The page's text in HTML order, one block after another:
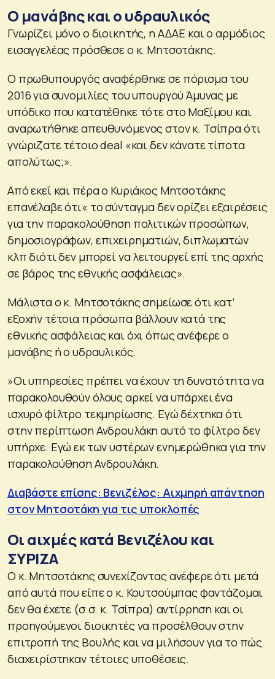
Ο μανάβης και ο υδραυλικός
Γνωρίζει μόνο ο διοικητής, η ΑΔΑΕ και ο αρμόδιος
εισαγγελέας πρόσθεσε ο κ. Μητσοτάκης.
Ο πρωθυπουργός αναφέρθηκε σε πόρισμα του
2016 για συνομιλίες του υπουργού Άμυνας με
υπόδικο που κατατέθηκε τότε στο Μαξίμου και
αναρωτήθηκε απευθυνόμενος στον κ. Τσίπρα ότι
γνώριζατε τέτοιο deal «και δεν κάνατε τίποτα
απολύτως;».
Από εκεί και πέρα ο Κυριάκος Μητσοτάκης
επανέλαβε ότι« το σύνταγμα δεν ορίζει εξαιρέσεις
για την παρακολούθηση πολιτικών προσώπων,
δημοσιογράφων, επιχειρηματιών, διπλωματών
κλπ διότι δεν μπορεί να λειτουργεί επί της αρχής
σε βάρος της εθνικής ασφάλειας».
Μάλιστα ο κ. Μητσοτάκης σημείωσε ότι κατ’
εξοχήν τέτοια πρόσωπα βάλλουν κατά της
εθνικής ασφάλειας και όχι όπως ανέφερε ο
μανάβης ή ο υδραυλικός.
»Οι υπηρεσίες πρέπει να έχουν τη δυνατότητα να
παρακολουθούν όλους αρκεί να υπάρχει ένα
ισχυρό φίλτρο τεκμηρίωσης. Εγώ δέχτηκα ότι
στην περίπτωση Ανδρουλάκη αυτό το φίλτρο δεν
υπήρχε. Εγώ εκ των υστέρων ενημερώθηκα για την
παρακολούθηση Ανδρουλάκη.
Διαβάστε επίσης: Βενιζέλος: Αιχμηρή απάντηση
στον Μητσοτάκη για τις υποκλοπές
Οι αιχμές κατά Βενιζέλου και
ΣΥΡΙΖΑ
Ο κ. Μητσοτάκης συνεχίζοντας ανέφερε ότι μετά
από αυτά που είπε ο κ. Κουτσούμπας φαντάζομαι
δεν θα έχετε (σ.σ. κ. Τσίπρα) αντίρρηση και οι
προηγούμενοι διοικητές να προσέλθουν στην
επιτροπή της Βουλής και να μιλήσουν για το πώς
διαχειρίστηκαν τέτοιες υποθέσεις.